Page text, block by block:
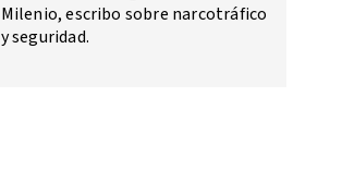
Milenio, escribo sobre narcotráfico
y seguridad.